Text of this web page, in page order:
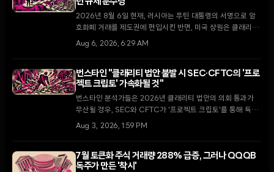
년 규제 분수령
2026년 8월 6일 현재, 러시아는 푸틴 대통령의 서명으로 암
호화폐 거래를 제도권에 편입시킨 반면, 미국 상원은 클래리티
법안 처리를 두고 8월 휴회 전 마지막 진통을 겪고 있다.
Aug 6, 2026, 6:29 AM
번스타인 "클래리티 법안 불발 시 SEC·CFTC의 '프로
젝트 크립토' 가속화될 것"
번스타인 분석가들은 2026년 클래리티 법안의 의회 통과가
무산될 경우, SEC와 CFTC가 '프로젝트 크립토'를 통해 독자
적인 규제 마련에 속도를 낼 것으로 내다봤다.
Aug 3, 2026, 1:59 PM
7월 토큰화 주식 거래량 288% 급증, 그러나 QQQB
독주가 만든 '착시'